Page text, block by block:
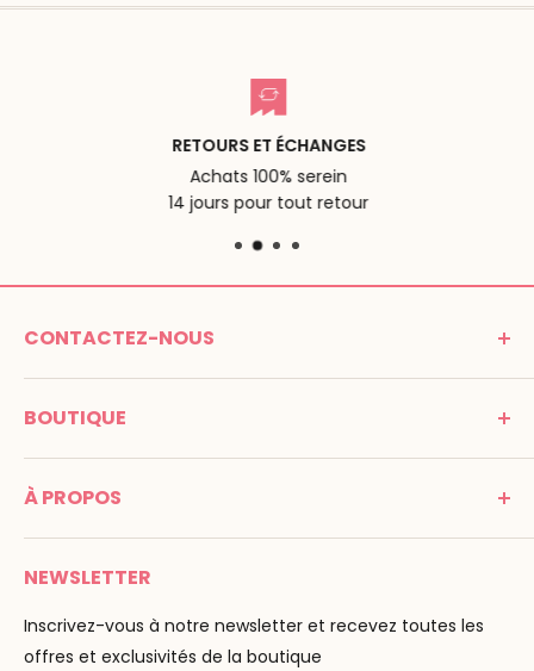
RETOURS ET ÉCHANGES
Achats 100% serein
14 jours pour tout retour
CONTACTEZ-NOUS
MONTESSORI SPIRIT
Promenade Jean Dalba
Tél : 05 53 61 21 26
Email :info@montessori-spirit.com
BOUTIQUE
C G V
Mentions légales
Paiement
Livraison
F.A.Q
À PROPOS
Montessori Spirit
Maria Montessori
La pédagogie
Nos marques
NEWSLETTER
Inscrivez-vous à notre newsletter et recevez toutes les
offres et exclusivités de la boutique